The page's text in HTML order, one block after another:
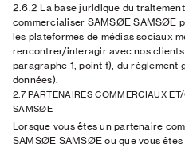
2.6.2 La base juridique du
commercialiser SAMSØE SAMSØE
les plateformes de médias sociaux
rencontrer/interagir avec nos
paragraphe 1, point f), du règlement
données).
2.7 PARTENAIRES COMMERCIAUX
SAMSØE
Lorsque vous êtes un partenaire
SAMSØE SAMSØE ou que vous